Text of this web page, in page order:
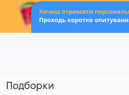
Подборки